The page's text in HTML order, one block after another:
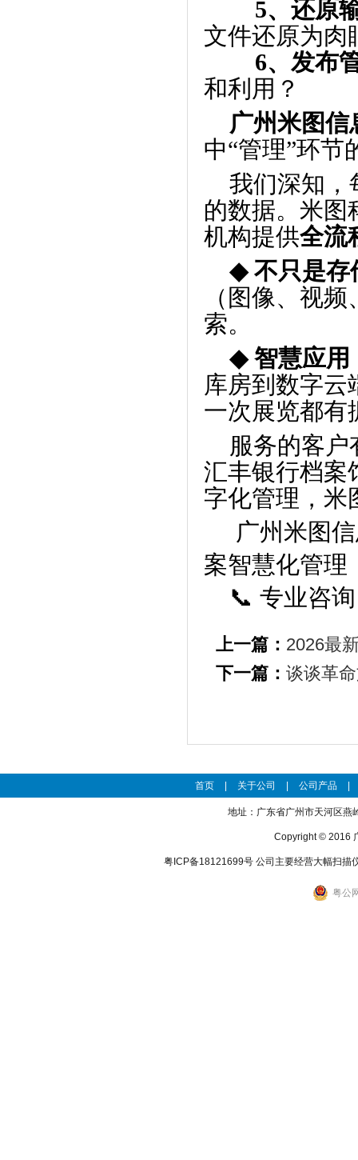
5、还原
文件还原为肉
6、发布
和利用？
广州米图信
中“管理”环节
我们深知，
的数据。米图
机构提供全流
◆不只是存
（图像、视
索。
◆智慧应用
库房到数字云
一次展览都有
服务的客
汇丰银行档案
字化管理，米
广州米图信
案智慧化管理
📞 专业咨
上一篇： 2026最
下一篇： 谈谈革
首页 关于公司 公司产品
地址：广东省广州市天河区
Copyright © 2016
粤ICP备18121699号公司主要经营大幅扫描
粤公